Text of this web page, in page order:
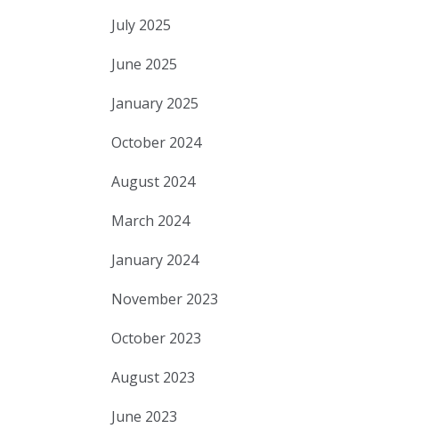
July 2025
June 2025
January 2025
October 2024
August 2024
March 2024
January 2024
November 2023
October 2023
August 2023
June 2023